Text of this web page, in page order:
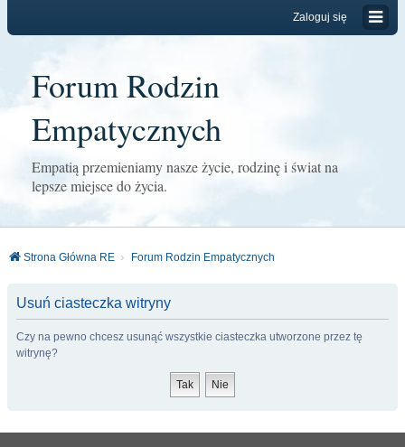
Zaloguj się
Forum Rodzin
Empatycznych
Empatią przemieniamy nasze życie, rodzinę i świat na
lepsze miejsce do życia.
Strona Główna RE Forum Rodzin Empatycznych
Usuń ciasteczka witryny
Czy na pewno chcesz usunąć wszystkie ciasteczka utworzone przez tę
witrynę?